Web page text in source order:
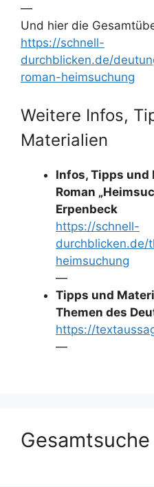
—
Und hier die
https://schnell-
durchblicken.de/
roman-heimsuchung
Weitere Infos,
Materialien
Infos, Tipps und
Roman
Erpenbeck
https://schnell-
durchblicken.de/
heimsuchung
—
Tipps und
Themen des
https://
—
Gesamtsuche